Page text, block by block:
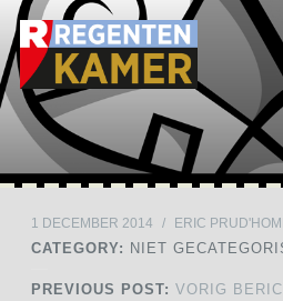
Skip to content
1 DECEMBER 2014 / ERIC
CATEGORY: NIET
PREVIOUS POST: VORIG